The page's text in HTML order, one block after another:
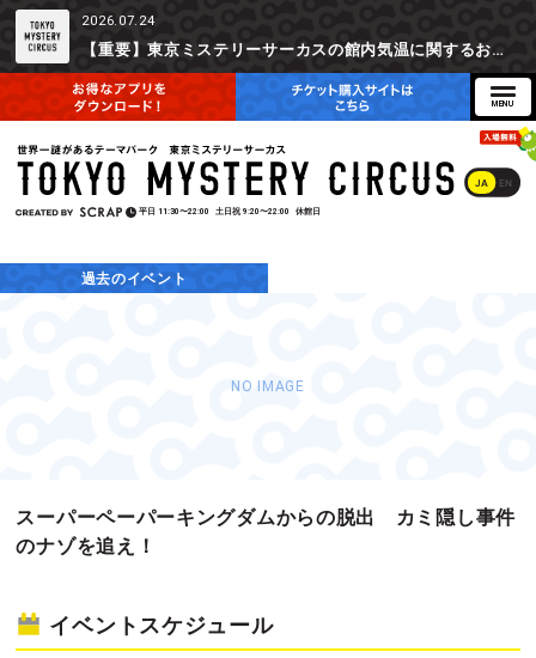
2026.07.24
【重要】東京ミステリーサーカスの館内気温に関するお詫びとご参加辞退時の返金対応について
JA EN
平日 11:30〜22:00 土日祝 9:20〜22:00 休館日
過去のイベント
NO IMAGE
スーパーペーパーキングダムからの脱出 カミ隠し事件
のナゾを追え！
イベントスケジュール